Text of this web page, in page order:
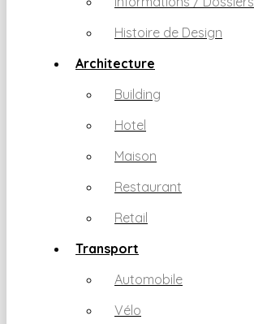
Histoire de Design
Architecture
Building
Hotel
Maison
Restaurant
Retail
Transport
Automobile
Vélo